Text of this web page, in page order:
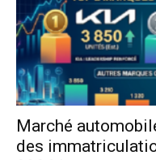
Marché
des